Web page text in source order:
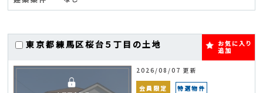
東京都練馬区桜台５丁目の土地
お気に入り
追加
2026/08/07 更新
会員限定
特選物件